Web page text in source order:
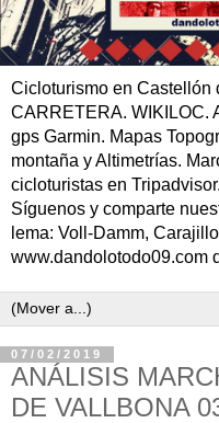
Cicloturismo en Castellón
CARRETERA. WIKILOC.
gps Garmin. Mapas
montaña y Altimetrías.
cicloturistas en
Síguenos y comparte
lema: Voll-Damm,
www.dandolotodo09.com
07/02/2019
ANÁLISIS
DE VALLBONA